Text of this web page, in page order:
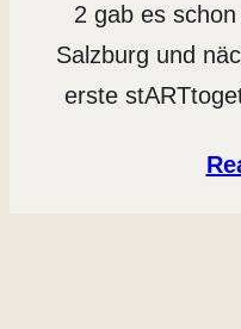
2 gab es
Salzburg und
erste